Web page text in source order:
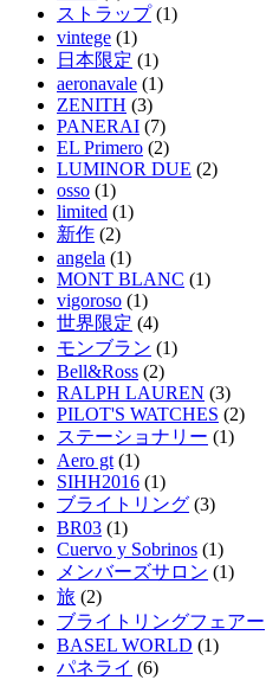
ストラップ(1)
vintege (1)
日本限定 (1)
aeronavale (1)
ZENITH (3)
PANERAI (7)
EL Primero (2)
LUMINOR DUE (2)
osso (1)
limited (1)
新作 (2)
angela (1)
MONT BLANC (1)
vigoroso (1)
世界限定 (4)
モンブラン (1)
Bell&Ross (2)
RALPH LAUREN (3)
PILOT'S WATCHES (2)
ステーショナリー (1)
Aero gt (1)
SIHH2016 (1)
ブライトリング (3)
BR03 (1)
Cuervo y Sobrinos (1)
メンバーズサロン (1)
旅 (2)
ブライトリングフェアー
BASEL WORLD (1)
パネライ (6)